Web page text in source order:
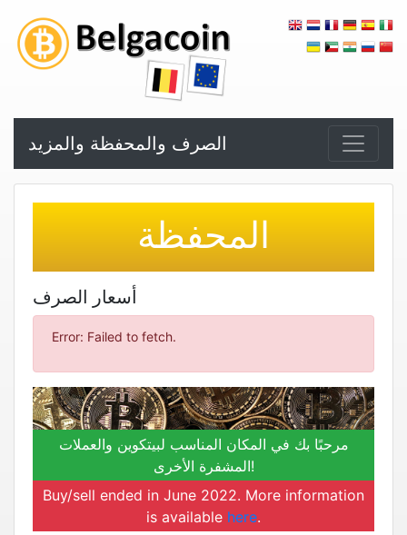
الصرف والمحفظة والمزيد
المحفظة
أسعار الصرف
Error: Failed to fetch.
مرحبًا بك في المكان المناسب لبيتكوين والعملات
المشفرة الأخرى!
Buy/sell ended in June 2022. More information
is available here.